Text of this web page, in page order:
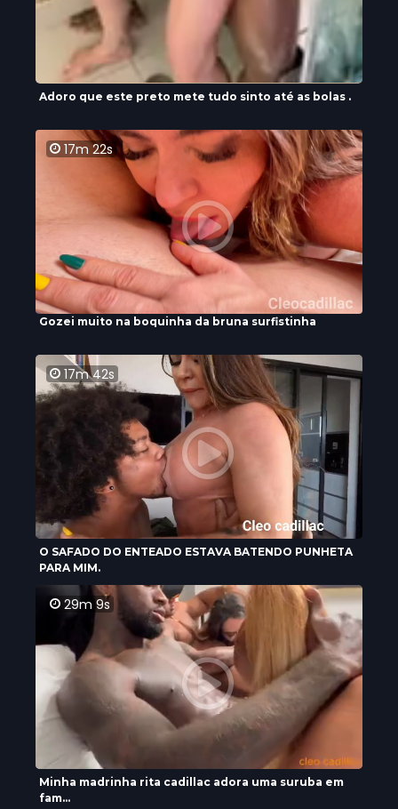
Adoro que este preto mete tudo sinto até as bolas .
17m 22s
Gozei muito na boquinha da bruna surfistinha
17m 42s
O SAFADO DO ENTEADO ESTAVA BATENDO PUNHETA
PARA MIM.
29m 9s
Minha madrinha rita cadillac adora uma suruba em
fam...